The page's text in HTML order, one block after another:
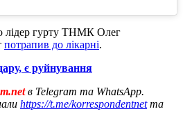
лідер гурту ТНМК Олег
потрапив до лікарні.
є руйнування
в Telegram та WhatsApp.
https://t.me/korrespondentnetта